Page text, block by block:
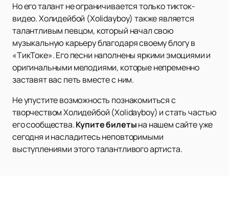
Но его талант не ограничивается только тикток-
видео. Холидейбой (Xolidayboy) также является
талантливым певцом, который начал свою
музыкальную карьеру благодаря своему блогу в
«ТикТоке». Его песни наполнены яркими эмоциями и
оригинальными мелодиями, которые непременно
заставят вас петь вместе с ним.
Не упустите возможность познакомиться с
творчеством Холидейбой (Xolidayboy) и стать частью
его сообщества.Купите билетына нашем сайте уже
сегодня и насладитесь неповторимыми
выступлениями этого талантливого артиста.